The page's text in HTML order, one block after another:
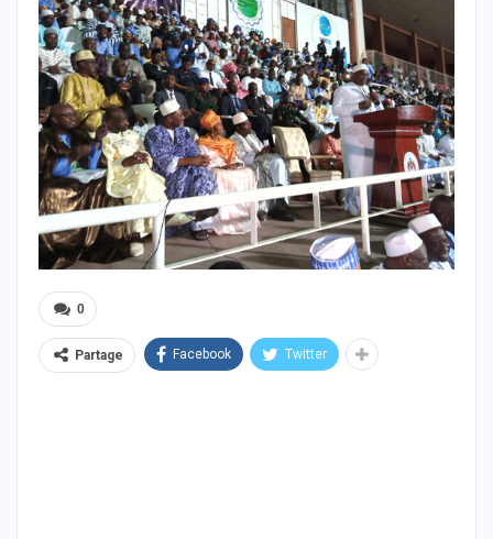
0
Partage Facebook Twitter